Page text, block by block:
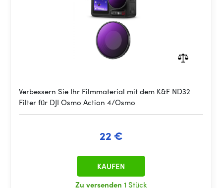
Verbessern Sie Ihr Filmmaterial mit dem K&F ND32
Filter für DJI Osmo Action 4/Osmo
22 €
Zu versenden 1 Stück
KAUFEN